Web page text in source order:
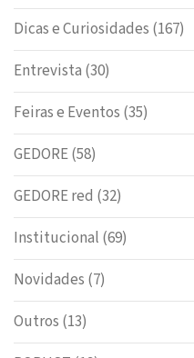
Dicas e Curiosidades (167)
Entrevista (30)
Feiras e Eventos (35)
GEDORE(58)
GEDORE red (32)
Institucional (69)
Novidades (7)
Outros (13)